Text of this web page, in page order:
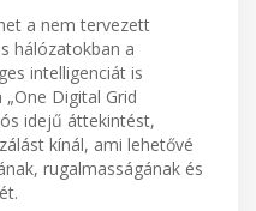
a nem tervezett
hálózatokban a
intelligenciát is
Digital Grid
idejű áttekintést,
kínál, ami lehetővé
rugalmasságának és